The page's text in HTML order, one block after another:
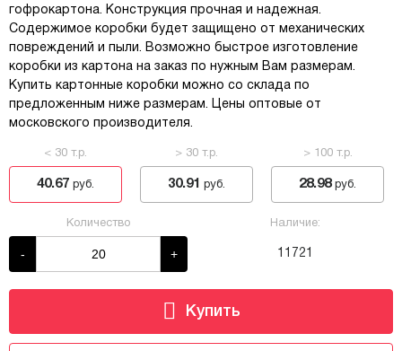
гофрокартона. Конструкция прочная и надежная.
Содержимое коробки будет защищено от механических
повреждений и пыли. Возможно быстрое изготовление
коробки из картона на заказ по нужным Вам размерам.
Купить картонные коробки можно со склада по
предложенным ниже размерам. Цены оптовые от
московского производителя.
< 30 т.р.
40.67 руб.
> 30 т.р.
30.91 руб.
> 100 т.р.
28.98руб.
Наличие:
11721
Количество
- +